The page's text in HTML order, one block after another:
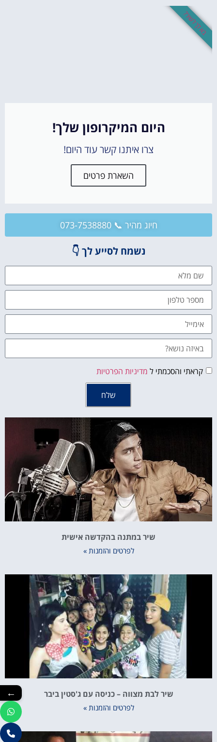
היום המיקרופון שלך!
צרו איתנו קשר עוד היום!
השארת פרטים
בא לך לשיר?
חיוג מהיר 📞 073-7538880
נשמח לסייע לך 👇
קראתי והסכמתי ל מדיניות הפרטיות
שלח
שיר במתנה בהקדשה אישית
לפרטים והזמנות »
שיר לבת מצווה – כניסה עם ג'סטין ביבר
לפרטים והזמנות »
←